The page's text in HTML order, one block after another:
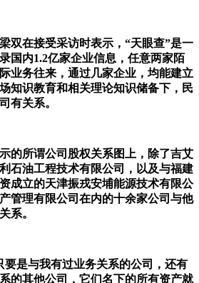
双在接受采访时表示，“天眼查”是一
国内1.2亿家企业信息，任意两家陌
业务往来，通过几家企业，均能建立
知识教育和相关理论知识储备下，民
有关系。
的所谓公司股权关系图上，除了吉艾
石油工程技术有限公司，以及与福建
成立的天津振戎安埔能源技术有限公
管理有限公司在内的十余家公司与他
系。
要是与我有过业务关系的公司，还有
的其他公司，它们名下的所有资产就